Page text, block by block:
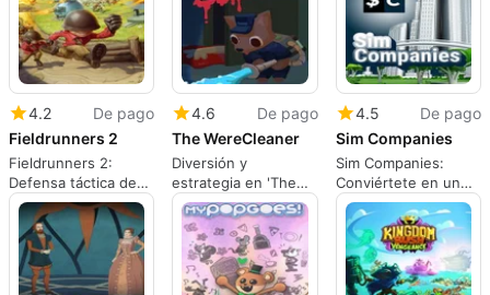
4.2
De pago
Fieldrunners 2
Fieldrunners 2:
Defensa táctica de
torres construida
para estrategia móvil
4.6
De pago
The WereCleaner
Diversión y
estrategia en 'The
WereCleaner'
4.5
De pago
Sim Companies
Sim Companies:
Conviértete en un
magnate empresarial